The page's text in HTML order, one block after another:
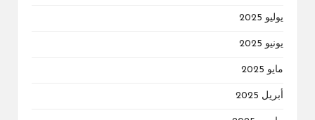
يوليو 2025
يونيو 2025
مايو 2025
أبريل 2025